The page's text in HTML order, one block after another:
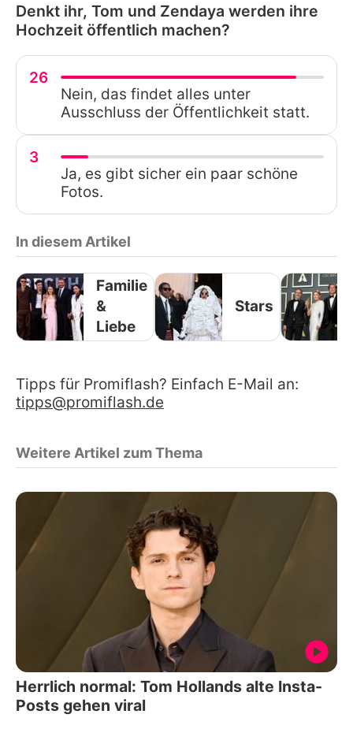
Denkt ihr, Tom und Zendaya werden ihre
Hochzeit öffentlich machen?
26
Nein, das findet alles unter
Ausschluss der Öffentlichkeit statt.
3
Ja, es gibt sicher ein paar schöne
Fotos.
In diesem Artikel
Familie
&
Liebe
Stars
Tipps für Promiflash? Einfach E-Mail an:
tipps@promiflash.de
Weitere Artikel zum Thema
Herrlich normal: Tom Hollands alte Insta-
Posts gehen viral